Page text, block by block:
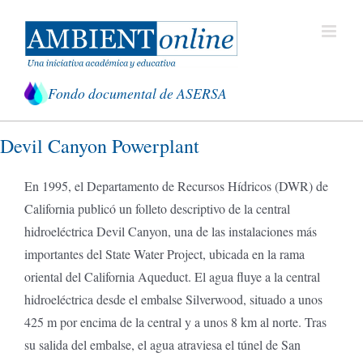
contenido
Fondo documental de ASERSA
Devil Canyon Powerplant
En 1995, el Departamento de Recursos Hídricos (DWR) de
California publicó un folleto descriptivo de la central
hidroeléctrica Devil Canyon, una de las instalaciones más
importantes del State Water Project, ubicada en la rama
oriental del California Aqueduct. El agua fluye a la central
hidroeléctrica desde el embalse Silverwood, situado a unos
425 m por encima de la central y a unos 8 km al norte. Tras
su salida del embalse, el agua atraviesa el túnel de San